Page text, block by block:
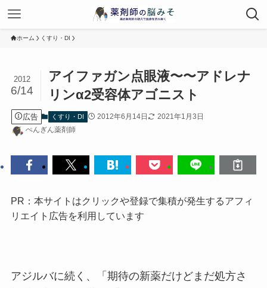
ホーム くすり・DI
アイファガン点眼液〜〜アドレナ
リンα2受容体アゴニスト
2012
6/14
広告 くすり・DI 2012年6月14日
2021年1月3日
ぺんぎん薬剤師
PR：本サイトはクリックや登録で集積が発生するアフィ
リエイト広告を利用しています
アジルバに続く、「期待の新薬だけどまだ処方さ